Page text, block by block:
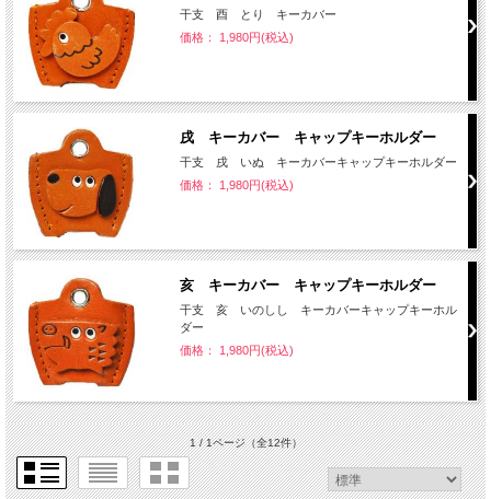
干支 酉 とり キーカバー
価格： 1,980円(税込)
戌 キーカバー キャップキーホルダー
干支 戌 いぬ キーカバーキャップキーホルダー
価格： 1,980円(税込)
亥 キーカバー キャップキーホルダー
干支 亥 いのしし キーカバーキャップキーホル
ダー
価格： 1,980円(税込)
1 / 1ページ（全12件）